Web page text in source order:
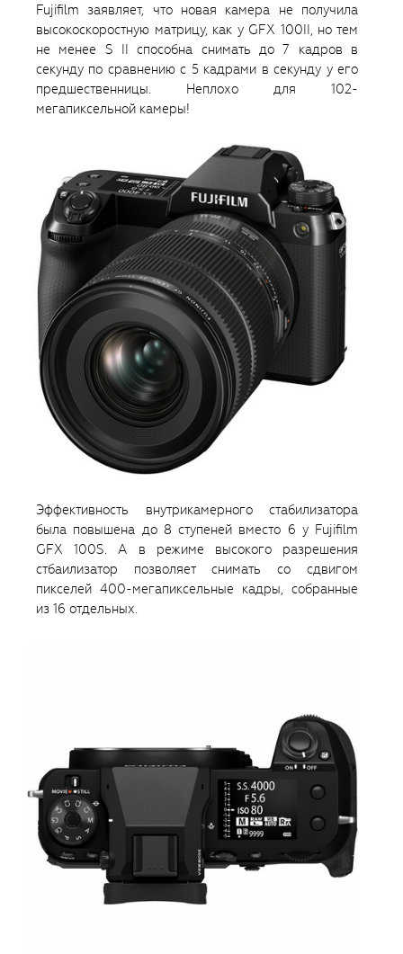
Fujifilm заявляет, что новая камера не получила
высокоскоростную матрицу, как у GFX 100II, но тем
не менее S II способна снимать до 7 кадров в
секунду по сравнению с 5 кадрами в секунду у его
предшественницы. Неплохо для 102-
мегапиксельной камеры!
Эффективность внутрикамерного стабилизатора
была повышена до 8 ступеней вместо 6 у Fujifilm
GFX 100S. А в режиме высокого разрешения
стбаилизатор позволяет снимать со сдвигом
пикселей 400-мегапиксельные кадры, собранные
из 16 отдельных.